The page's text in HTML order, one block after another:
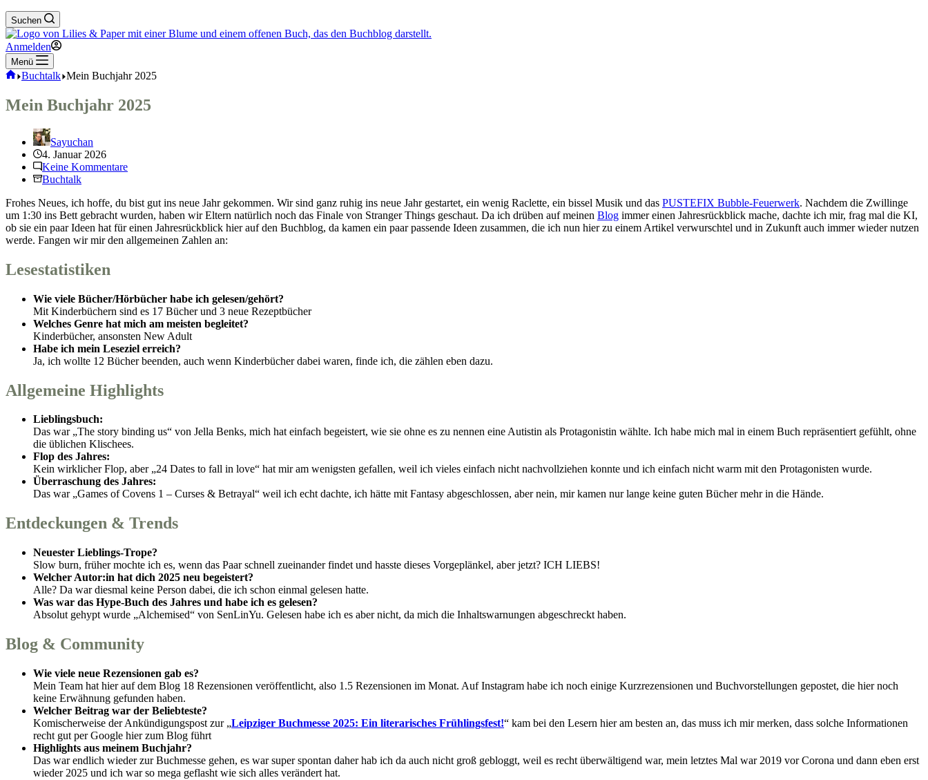
Suchen
Anmelden
Menü
Start
Buchtalk Mein Buchjahr 2025
Mein Buchjahr 2025
Sayuchan
4. Januar 2026
Keine Kommentare
Buchtalk
Frohes Neues, ich hoffe, du bist gut ins neue Jahr gekommen. Wir sind ganz ruhig ins neue Jahr gestartet, ein wenig Raclette, ein bissel Musik und das PUSTEFIX Bubble-Feuerwerk. Nachdem die Zwillinge
um 1:30 ins Bett gebracht wurden, haben wir Eltern natürlich noch das Finale von Stranger Things geschaut. Da ich drüben auf meinen Blog immer einen Jahresrückblick mache, dachte ich mir, frag mal die KI,
ob sie ein paar Ideen hat für einen Jahresrückblick hier auf den Buchblog, da kamen ein paar passende Ideen zusammen, die ich nun hier zu einem Artikel verwurschtel und in Zukunft auch immer wieder nutzen
werde. Fangen wir mir den allgemeinen Zahlen an:
Lesestatistiken
Wie viele Bücher/Hörbücher habe ich gelesen/gehört?
Mit Kinderbüchern sind es 17 Bücher und 3 neue Rezeptbücher
Welches Genre hat mich am meisten begleitet?
Kinderbücher, ansonsten New Adult
Habe ich mein Leseziel erreich?
Ja, ich wollte 12 Bücher beenden, auch wenn Kinderbücher dabei waren, finde ich, die zählen eben dazu.
Allgemeine Highlights
Lieblingsbuch:
Das war „The story binding us“ von Jella Benks, mich hat einfach begeistert, wie sie ohne es zu nennen eine Autistin als Protagonistin wählte. Ich habe mich mal in einem Buch repräsentiert gefühlt, ohne
die üblichen Klischees.
Flop des Jahres:
Kein wirklicher Flop, aber „24 Dates to fall in love“ hat mir am wenigsten gefallen, weil ich vieles einfach nicht nachvollziehen konnte und ich einfach nicht warm mit den Protagonisten wurde.
Überraschung des Jahres:
Das war „Games of Covens 1 – Curses & Betrayal“ weil ich echt dachte, ich hätte mit Fantasy abgeschlossen, aber nein, mir kamen nur lange keine guten Bücher mehr in die Hände.
Entdeckungen & Trends
Neuester Lieblings-Trope?
Slow burn, früher mochte ich es, wenn das Paar schnell zueinander findet und hasste dieses Vorgeplänkel, aber jetzt? ICH LIEBS!
Welcher Autor:in hat dich 2025 neu begeistert?
Alle? Da war diesmal keine Person dabei, die ich schon einmal gelesen hatte.
Was war das Hype-Buch des Jahres und habe ich es gelesen?
Absolut gehypt wurde „Alchemised“ von SenLinYu. Gelesen habe ich es aber nicht, da mich die Inhaltswarnungen abgeschreckt haben.
Blog & Community
Wie viele neue Rezensionen gab es?
Mein Team hat hier auf dem Blog 18 Rezensionen veröffentlicht, also 1.5 Rezensionen im Monat. Auf Instagram habe ich noch einige Kurzrezensionen und Buchvorstellungen gepostet, die hier noch
keine Erwähnung gefunden haben.
Welcher Beitrag war der Beliebteste?
Komischerweise der Ankündigungspost zur „Leipziger Buchmesse 2025: Ein literarisches Frühlingsfest!“ kam bei den Lesern hier am besten an, das muss ich mir merken, dass solche Informationen
recht gut per Google hier zum Blog führt
Highlights aus meinem Buchjahr?
Das war endlich wieder zur Buchmesse gehen, es war super spontan daher hab ich da auch nicht groß gebloggt, weil es recht überwältigend war, mein letztes Mal war 2019 vor Corona und dann eben erst
wieder 2025 und ich war so mega geflasht wie sich alles verändert hat.